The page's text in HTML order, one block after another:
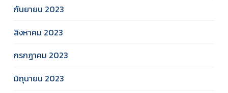
กันยายน 2023
สิงหาคม 2023
กรกฎาคม 2023
มิถุนายน 2023